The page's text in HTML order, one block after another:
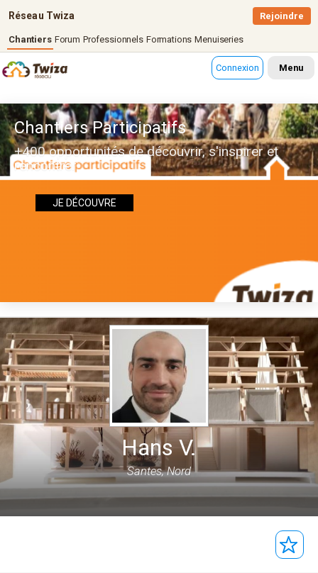
Réseau Twiza
Chantiers Forum Professionnels Formations Menuiseries
Rejoindre
Connexion Menu
Chantiers Participatifs
+400 opportunités de découvrir, s'inspirer et
rencontrer
JE DÉCOUVRE
Hans V.
Santes, Nord